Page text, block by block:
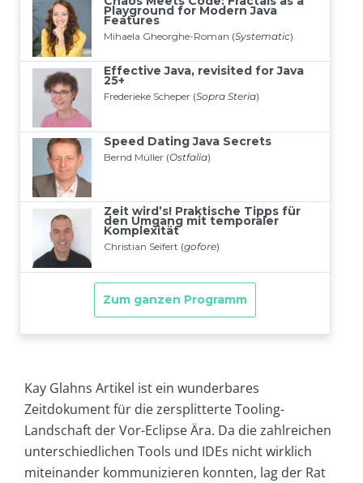
Kay Glahns Artikel ist ein wunderbares
Zeitdokument für die zersplitterte Tooling-
Landschaft der Vor-Eclipse Ära. Da die zahlreichen
unterschiedlichen Tools und IDEs nicht wirklich
miteinander kommunizieren konnten, lag der Rat